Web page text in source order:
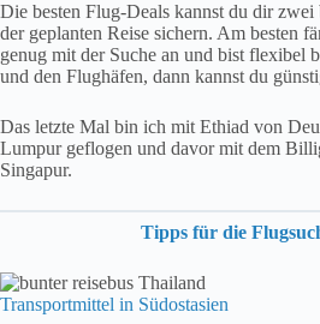
Die besten Flug-Deals kannst du dir
der geplanten Reise sichern. Am besten
genug mit der Suche an und bist flexibel
und den Flughäfen, dann kannst du
Das letzte Mal bin ich mit Ethiad von
Lumpur geflogen und davor mit dem
Singapur.
Tipps für die
Transportmittel in Südostasien